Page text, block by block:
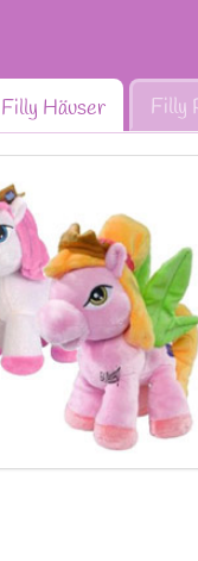
Filly Häuser Filly